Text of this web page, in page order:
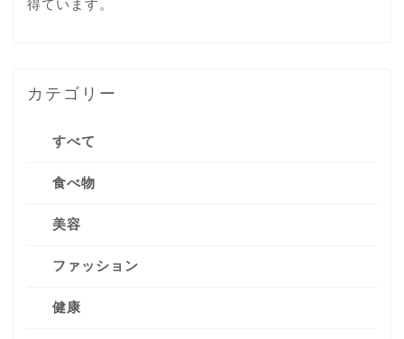
得ています。
カテゴリー
すべて
食べ物
美容
ファッション
健康